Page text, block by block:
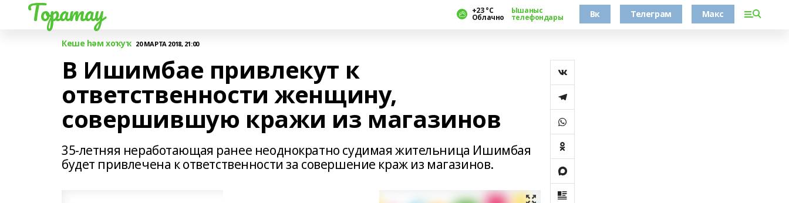
Торатау +23 °С
Облачно
Ышаныс
телефондары Вк Телеграм Макс
Кеше һәм хоҡуҡ 20 МАРТА 2018, 21:00
В Ишимбае привлекут к
ответственности женщину,
совершившую кражи из магазинов
35-летняя неработающая ранее неоднократно судимая жительница Ишимбая
будет привлечена к ответственности за совершение краж из магазинов.